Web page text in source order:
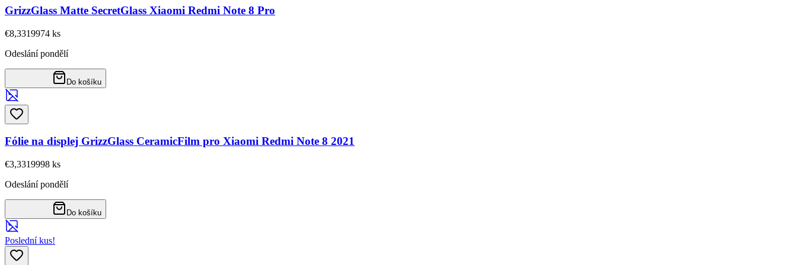
GrizzGlass Matte SecretGlass Xiaomi Redmi Note 8 Pro
€8,3319974 ks
Odeslání pondělí
Do košíku
Fólie na displej GrizzGlass CeramicFilm pro Xiaomi Redmi Note 8 2021
€3,3319998 ks
Odeslání pondělí
Do košíku
Poslední kus!